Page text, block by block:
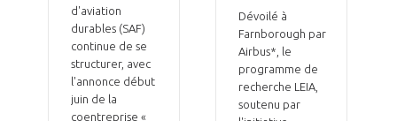
d'aviation
durables (SAF)
continue de se
structurer, avec
l'annonce début
juin de la
coentreprise «
Dévoilé à
Farnborough par
Airbus*, le
programme de
recherche LEIA,
soutenu par